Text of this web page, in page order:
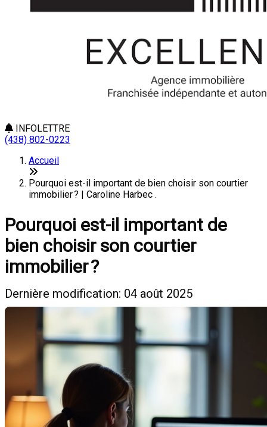
INFOLETTRE
(438) 802-0223
Accueil
Pourquoi est-il important de bien choisir son courtier
immobilier ? | Caroline Harbec .
Pourquoi est-il important de
bien choisir son courtier
immobilier ?
Dernière modification: 04 août 2025